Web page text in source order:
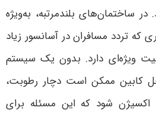
در ساختمان‌های بلندمرتبه، به‌ویژه
که تردد مسافران در آسانسور زیاد
ویژه‌ای دارد. بدون یک سیستم
کابین ممکن است دچار رطوبت،
اکسیژن شود که این مسئله برای